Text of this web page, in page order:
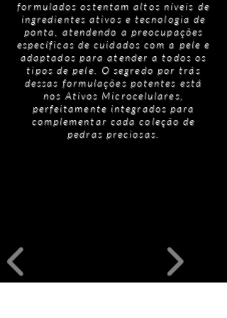
suporte à nossa coleção Pearl, servindo como
uma barreira resiliente contra a poluição
ambiental e estressores externos.
pele da AMRA, leia a lista de ingredientes
localizada na embalagem para uma listagem
precisa.
formulados ostentam altos níveis de
ingredientes ativos e tecnologia de
ponta, atendendo a preocupações
específicas de cuidados com a pele e
adaptados para atender a todos os
tipos de pele. O segredo por trás
dessas formulações potentes está
nos Ativos Microcelulares,
perfeitamente integrados para
complementar cada coleção de
pedras preciosas.